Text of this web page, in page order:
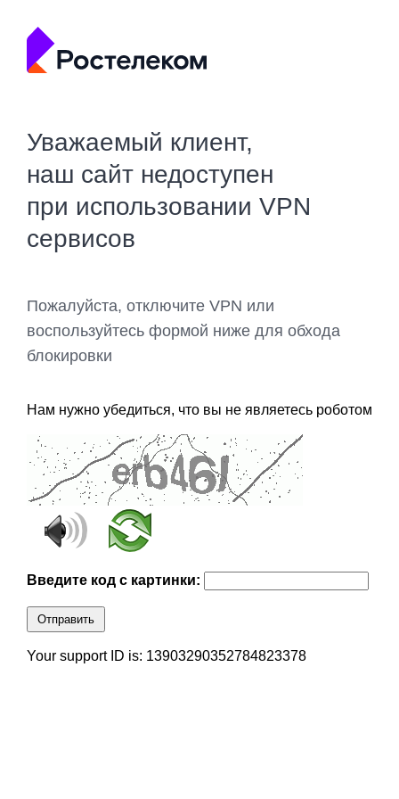
Уважаемый клиент,
наш сайт недоступен
при использовании VPN
сервисов
Пожалуйста, отключите VPN или
воспользуйтесь формой ниже для обхода
блокировки
Нам нужно убедиться, что вы не являетесь роботом
Введите код с картинки:
Отправить
Your support ID is: 13903290352784823378